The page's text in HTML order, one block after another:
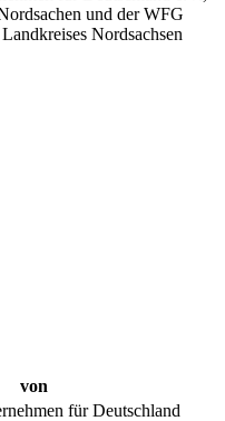
und der WFG
Nordsachsen
von
für Deutschland